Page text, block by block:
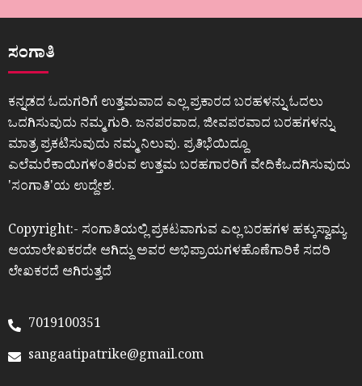
ಸಂಗಾತಿ
ಕನ್ನಡದ ಓದುಗರಿಗೆ ಉತ್ತಮವಾದ ಎಲ್ಲ ಪ್ರಕಾರದ ಬರಹಳನ್ನು ಓದಲು
ಒದಗಿಸುವುದು ನಮ್ಮ ಗುರಿ. ಜನಪರವಾದ, ಜೀವಪರವಾದ ಬರಹಗಳನ್ನು
ಮಾತ್ರ ಪ್ರಕಟಿಸುವುದು ನಮ್ಮ ನಿಲುವು. ಪ್ರತಿಭೆಯಿದ್ದೂ
ಎಲೆಮರೆಕಾಯಿಗಳಂತಿರುವ ಉತ್ತಮ ಬರಹಗಾರರಿಗೆ ವೇದಿಕೆಒದಗಿಸುವುದು
ʼಸಂಗಾತಿʼಯ ಉದ್ದೇಶ.
Copyright:- ಸಂಗಾತಿಯಲ್ಲಿ ಪ್ರಕಟವಾಗುವ ಎಲ್ಲ ಬರಹಗಳ ಹಕ್ಕುಸ್ವಾಮ್ಯ
ಆಯಾಲೇಖಕರದೇ ಆಗಿದ್ದು ಅವರ ಅಭಿಪ್ರಾಯಗಳಹೊಣೆಗಾರಿಕೆ ಸದರಿ
ಲೇಖಕರದೆ ಆಗಿರುತ್ತದೆ
7019100351
sangaatipatrike@gmail.com